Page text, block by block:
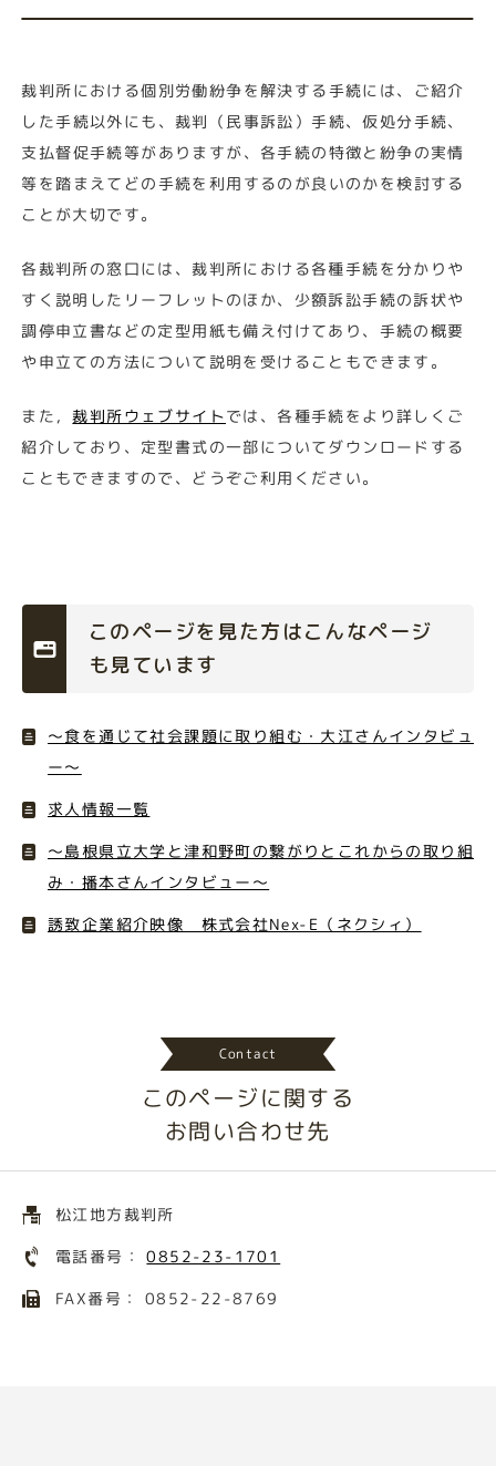
裁判所における個別労働紛争を解決する手続には、ご紹介
した手続以外にも、裁判（民事訴訟）手続、仮処分手続、
支払督促手続等がありますが、各手続の特徴と紛争の実情
等を踏まえてどの手続を利用するのが良いのかを検討する
ことが大切です。
各裁判所の窓口には、裁判所における各種手続を分かりや
すく説明したリーフレットのほか、少額訴訟手続の訴状や
調停申立書などの定型用紙も備え付けてあり、手続の概要
や申立ての方法について説明を受けることもできます。
また，裁判所ウェブサイトでは、各種手続をより詳しくご
紹介しており、定型書式の一部についてダウンロードする
こともできますので、どうぞご利用ください。
このページを見た方はこんなページ
も見ています
〜食を通じて社会課題に取り組む・大江さんインタビュ
ー〜
求人情報一覧
～島根県立大学と津和野町の繋がりとこれからの取り組
み・播本さんインタビュー〜
誘致企業紹介映像 株式会社Nex-E（ネクシィ）
Contact
このページに関する
お問い合わせ先
松江地方裁判所
電話番号：0852-23-1701
FAX番号： 0852-22-8769